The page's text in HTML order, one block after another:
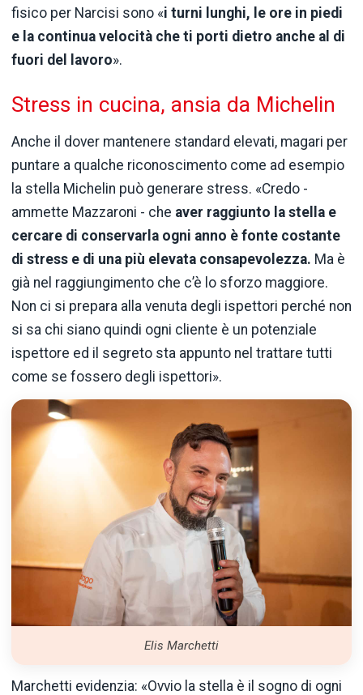
fisico per Narcisi sono «i turni lunghi, le ore in piedi
e la continua velocità che ti porti dietro anche al di
fuori del lavoro».
Stress in cucina, ansia da Michelin
Anche il dover mantenere standard elevati, magari per
puntare a qualche riconoscimento come ad esempio
la stella Michelin può generare stress. «Credo -
ammette Mazzaroni - che aver raggiunto la stella e
cercare di conservarla ogni anno è fonte costante
di stress e di una più elevata consapevolezza. Ma è
già nel raggiungimento che c’è lo sforzo maggiore.
Non ci si prepara alla venuta degli ispettori perché non
si sa chi siano quindi ogni cliente è un potenziale
ispettore ed il segreto sta appunto nel trattare tutti
come se fossero degli ispettori».
Elis Marchetti
Marchetti evidenzia: «Ovvio la stella è il sogno di ogni